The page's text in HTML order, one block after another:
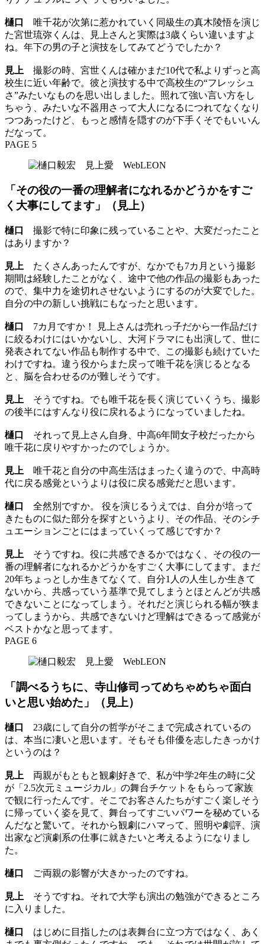
樋口
唯千花が次第に惹かれていく同級生の真木陵悟を演じ
た宮世琉弥くんは、見上さんと実際は3歳くらい違いますよ
ね。年下の男の子と演技をしてみてどうでしたか？
見上 撮影の時、宮世くんは確かまだ10代で私よりずっと高
校生に近い年齢で。彼と演技する中で高校生の“フレッシュ
さ”みたいなものを思い出しました。照れて強い言い方をし
ちゃう、みたいな不器用さって大人になるにつれてなくなり
つつあったけど、もっと感情を隠すのが下手くそでもいいん
だなって。
PAGE 5
「その役の一番の理解者になれるかどうかをすご
く大事にしてます」（見上）
樋口
撮影で特に印象に残っていることや、大変だったこと
はありますか？
見上 たくさんあったんですが、なかでも7カ月という撮影
期間は経験したことがなく、途中で他の作品の撮影もあった
ので、集中力を途切れさせないようにするのが大変でした。
自分の中の新しい挑戦にもなったと思います。
樋口
7カ月ですか！ 見上さんは売れっ子だから一作品だけ
に絞るわけにはいかないし、大河ドラマにも出演して、世に
発表されてない作品も制作する中で、この撮影も続けていた
わけですね。違う役からまた戻って唯千花を演じるとなる
と、脳を合わせるのが難しそうです。
見上 そうですね。でも唯千花を長く演じていくうち、撮影
の後半にはすんなり役に戻れるようになっていましたね。
樋口
それって見上さん自身、中高6年間女子校だったから
唯千花に戻りやすかったのでしょうか。
見上 唯千花と自分の中高生活はまったく違うので、中高時
代に戻る感覚というよりは役に戻る感覚だと思います。
樋口
全然別ですか。 役を演じるうえでは、自分が培って
きたものに似た部分を探すというより、その作品、そのシチ
ュエーションごとにはまっていくって感じですか？
見上 そうですね。役に共感できるかではなく、その役の一
番の理解者になれるかどうかをすごく大事にしてます。まだ
20年ちょっとしか生きてなくて、自分1人の人生しか生きて
ないから、共感っていう基準で見てしまうとほとんどが共感
できないことになってしまう。それだと演じられる幅が狭ま
ってしまうから、共感できないけど理解はできるって感覚が
ベストかなと思ってます。
PAGE 6
「調べるうちに、寺山修司ってめちゃめちゃ面白
いと思い始めた」（見上）
樋口
23歳にして自分の哲学がそこまで完成されているの
は、本当に凄いと思います。そもそも俳優を志したきっかけ
というのは？
見上 両親がもともと観劇好きで、私が中学2年生の時に父
が「2.5次元ミュージカル」の舞台チケットをもらって家族
で観に行ったんです。そこでお客さんたちがすごく楽しそう
に帰っていく姿を見て、舞台ってすごいパワーを秘めている
んだなと驚いて。それから観劇にハマって、照明や劇評、演
出家など演劇系の仕事に就きたいと考えるようになりまし
た。
樋口 ご両親の影響が大きかったのですね。
見上 そうですね。それで大学も演出の勉強ができるところ
に入りました。
樋口
はじめに目指したのは表舞台に立つ方ではなく、あく